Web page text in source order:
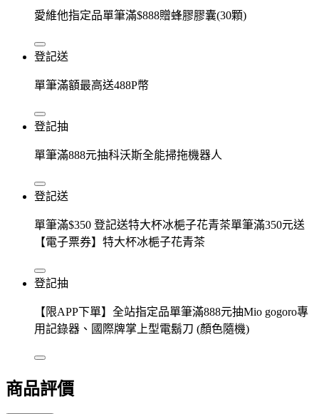
愛維他指定品單筆滿$888贈蜂膠膠囊(30顆)
登記送
單筆滿額最高送488P幣
登記抽
單筆滿888元抽科沃斯全能掃拖機器人
登記送
單筆滿$350 登記送特大杯冰梔子花青茶單筆滿350元送
【電子票券】特大杯冰梔子花青茶
登記抽
【限APP下單】全站指定品單筆滿888元抽Mio gogoro專
用記錄器、國際牌掌上型電鬍刀 (顏色隨機)
商品評價